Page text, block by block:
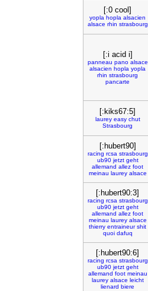
[:0 cool]
yopla hopla alsacien
alsace rhin strasbourg
[:i acid i]
panneau pano alsace
alsacien hopla yopla
rhin strasbourg
pancarte
[:kiks67:5]
laurey easy chut
Strasbourg
[:hubert90]
racing rcsa strasbourg
ub90 jetzt geht
allemand allez foot
meinau laurey alsace
[:hubert90:3]
racing rcsa strasbourg
ub90 jetzt geht
allemand allez foot
meinau laurey alsace
thierry entraineur shit
quoi dafuq
[:hubert90:6]
racing rcsa strasbourg
ub90 jetzt geht
allemand foot meinau
laurey alsace leicht
lienard biere